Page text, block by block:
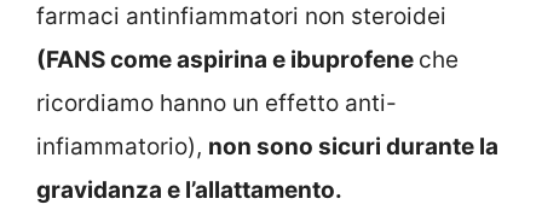
farmaci antinfiammatori non steroidei
(FANS come aspirina e ibuprofene che
ricordiamo hanno un effetto anti-
infiammatorio), non sono sicuri durante la
gravidanza e l’allattamento.